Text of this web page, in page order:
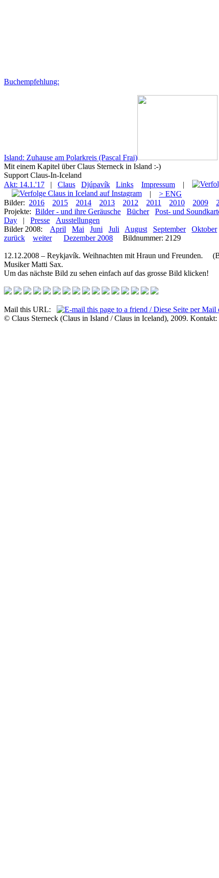
Buchempfehlung:
Island: Zuhause am Polarkreis (Pascal Frai)
Mit einem Kapitel über Claus Sterneck in Island :-)
Support Claus-In-Iceland
Akt: 14.1.'17
| Claus Djúpavík Links Impressum
|
|
> ENG
Bilder: 2016 2015 2014 2013 2012 2011 2010 2009
Projekte: Bilder - und ihre Geräusche Bücher
Post- und
Day
| Presse
Ausstellungen
Bilder 2008:
April Mai Juni Juli August September
Oktober
zurück
weiter Dezember 2008 Bildnummer: 2129
12.12.2008 – Reykjavík. Weihnachten mit Hraun und Freunden.
Musiker Matti Sax.
Um das nächste Bild zu sehen einfach auf das grosse Bild klicken!
Mail this URL:
© Claus Sterneck (Claus in Island / Claus in Iceland), 2009. Kontakt: